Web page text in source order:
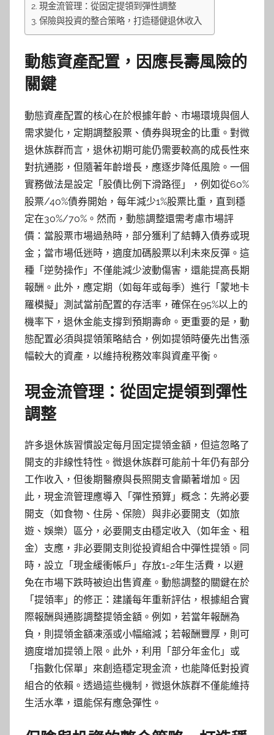
現金流管理：從固定提領到彈性調整
保險與投資的整合策略，打造穩健退休收入
動態資產配置，因應長壽風險的
關鍵
動態資產配置的核心在於根據年齡、市場環境與個人
需求變化，定期調整股票、債券與現金的比重。對微
退休族群而言，退休初期可能仍需要較高的成長性來
對抗通膨，但隨著年齡增長，應逐步降低風險。一個
實務做法是設定「股債比例下滑路徑」，例如從60%
股票/40%債券開始，每年減少1%股票比重，直到穩
定在30%/70%。然而，動態調整還需考慮市場評
價：當股票市場過熱時，部分獲利了結轉入債券或現
金；當市場低迷時，適度加碼股票以利未來反彈。這
種「逆勢操作」不僅能減少波動傷害，還能提高長期
報酬。此外，應定期（如每年或每季）進行「蒙地卡
羅模擬」測試當前配置的存活率，確保在95%以上的
機率下，退休金能支撐到預期壽命。更重要的是，動
態配置必須與提領策略結合，例如提領時優先出售漲
幅較大的資產，以維持稅務效率與資產平衡。
現金流管理：從固定提領到彈性
調整
許多退休族習慣設定每月固定提領金額，但這忽略了
開支的非線性特性。微退休族群可能前十年仍有部分
工作收入，但後期醫療與長照開支會顯著增加。因
此，現金流管理應導入「彈性預算」概念：先將必要
開支（如食物、住房、保險）與非必要開支（如旅
遊、娛樂）區分，必要開支由穩定收入（如年金、租
金）支應，非必要開支則從投資組合中彈性提領。同
時，設立「現金緩衝帳戶」存放1-2年生活費，以避
免在市場下跌時被迫出售資產。動態調整的關鍵在於
「提領率」的修正：建議每年重新評估，根據組合實
際報酬與通膨調整提領金額。例如，若當年報酬為
負，則提領金額凍漲或小幅縮減；若報酬豐厚，則可
適度增加提領上限。此外，利用「部分年金化」或
「指數化保單」來創造穩定現金流，也能降低對投資
組合的依賴。透過這些機制，微退休族群不僅能維持
生活水準，還能保有應急彈性。